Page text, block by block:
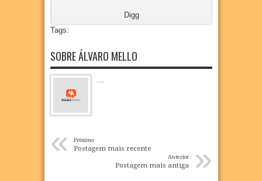
Digg
Tags:
SOBRE ÁLVARO MELLO
...
« Próximo
Postagem mais recente »
Anterior
Postagem mais antiga